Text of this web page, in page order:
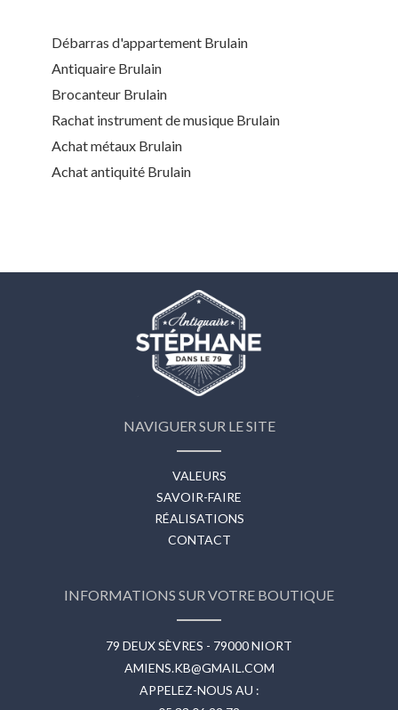
Débarras d'appartement Brulain
Antiquaire Brulain
Brocanteur Brulain
Rachat instrument de musique Brulain
Achat métaux Brulain
Achat antiquité Brulain
NAVIGUER SUR LE SITE
VALEURS
SAVOIR-FAIRE
RÉALISATIONS
CONTACT
INFORMATIONS SUR VOTRE BOUTIQUE
79 DEUX SÈVRES - 79000 NIORT
AMIENS.KB@GMAIL.COM
APPELEZ-NOUS AU :